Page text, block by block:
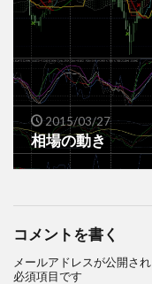
2015/03/27
相場の動き
コメントを書く
メールアドレスが公開さ
必須項目です